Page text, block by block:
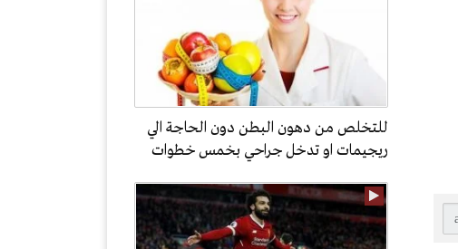
للتخلص من دهون البطن دون الحاجة الي
ريجيمات او تدخل جراحي بخمس خطوات